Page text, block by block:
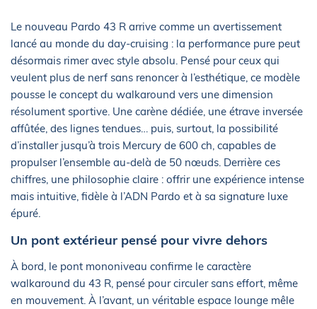
Le nouveau Pardo 43 R arrive comme un avertissement
lancé au monde du day-cruising : la performance pure peut
désormais rimer avec style absolu. Pensé pour ceux qui
veulent plus de nerf sans renoncer à l’esthétique, ce modèle
pousse le concept du walkaround vers une dimension
résolument sportive. Une carène dédiée, une étrave inversée
affûtée, des lignes tendues… puis, surtout, la possibilité
d’installer jusqu’à trois Mercury de 600 ch, capables de
propulser l’ensemble au-delà de 50 nœuds. Derrière ces
chiffres, une philosophie claire : offrir une expérience intense
mais intuitive, fidèle à l’ADN Pardo et à sa signature luxe
épuré.
Un pont extérieur pensé pour vivre dehors
À bord, le pont mononiveau confirme le caractère
walkaround du 43 R, pensé pour circuler sans effort, même
en mouvement. À l’avant, un véritable espace lounge mêle